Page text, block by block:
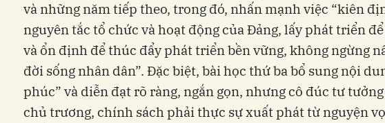
và những năm tiếp theo, trong đó, nhấn mạnh việc “kiên
nguyên tắc tổ chức và hoạt động của Đảng, lấy phát triển
và ổn định để thúc đẩy phát triển bền vững, không ngừng
đời sống nhân dân”. Đặc biệt, bài học thứ ba bổ sung nội
phúc” và diễn đạt rõ ràng, ngắn gọn, nhưng cô đúc tư
chủ trương, chính sách phải thực sự xuất phát từ nguyện